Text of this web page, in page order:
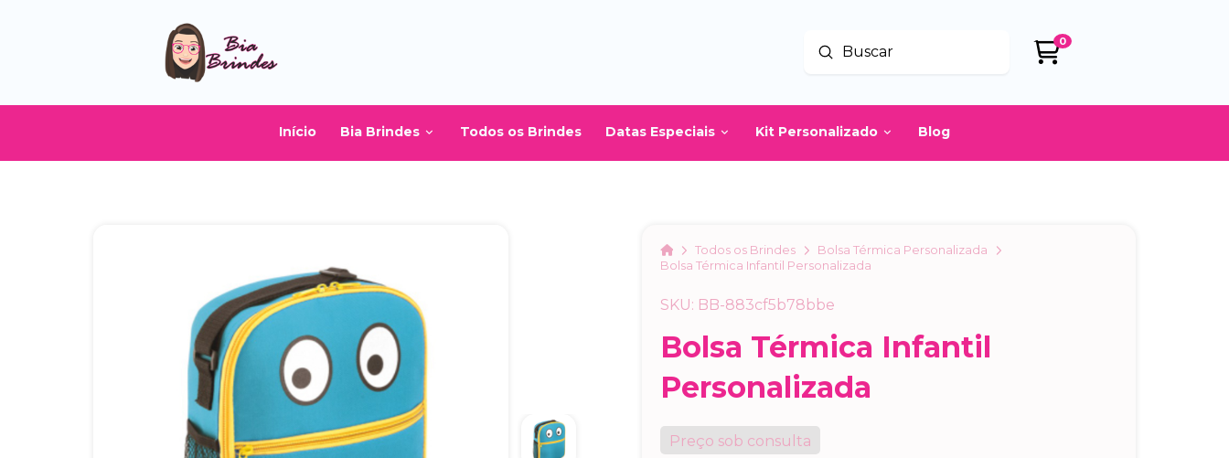
Buscar
Enviar
0
Início Bia Brindes Todos os Brindes Datas Especiais Kit Personalizado Blog
HomeTodos os Brindes
Bolsa Térmica Personalizada
Bolsa Térmica Infantil Personalizada
SKU: BB-883cf5b78bbe
Bolsa Térmica Infantil
Personalizada
Preço sob consulta